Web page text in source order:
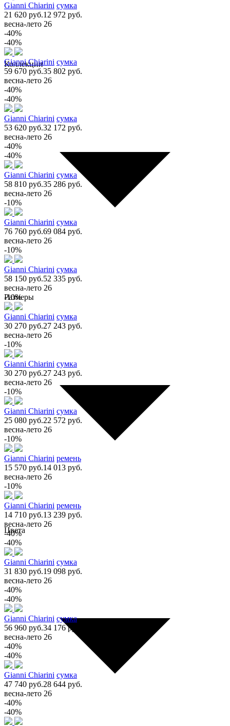
Коллекции
Размеры
Цвета
Gianni Chiarini сумка
21 620 руб.12 972 руб.
весна-лето 26
-40%
-40%
Gianni Chiarini сумка
59 670 руб.35 802 руб.
весна-лето 26
-40%
-40%
Gianni Chiarini сумка
53 620 руб.32 172 руб.
весна-лето 26
-40%
-40%
Gianni Chiarini сумка
58 810 руб.35 286 руб.
весна-лето 26
-10%
Gianni Chiarini сумка
76 760 руб.69 084 руб.
весна-лето 26
-10%
Gianni Chiarini сумка
58 150 руб.52 335 руб.
весна-лето 26
-10%
Gianni Chiarini сумка
30 270 руб.27 243 руб.
весна-лето 26
-10%
Gianni Chiarini сумка
30 270 руб.27 243 руб.
весна-лето 26
-10%
Gianni Chiarini сумка
25 080 руб.22 572 руб.
весна-лето 26
-10%
Gianni Chiarini ремень
15 570 руб.14 013 руб.
весна-лето 26
-10%
Gianni Chiarini ремень
14 710 руб.13 239 руб.
весна-лето 26
-40%
-40%
Gianni Chiarini сумка
31 830 руб.19 098 руб.
весна-лето 26
-40%
-40%
Gianni Chiarini сумка
56 960 руб.34 176 руб.
весна-лето 26
-40%
-40%
Gianni Chiarini сумка
47 740 руб.28 644 руб.
весна-лето 26
-40%
-40%